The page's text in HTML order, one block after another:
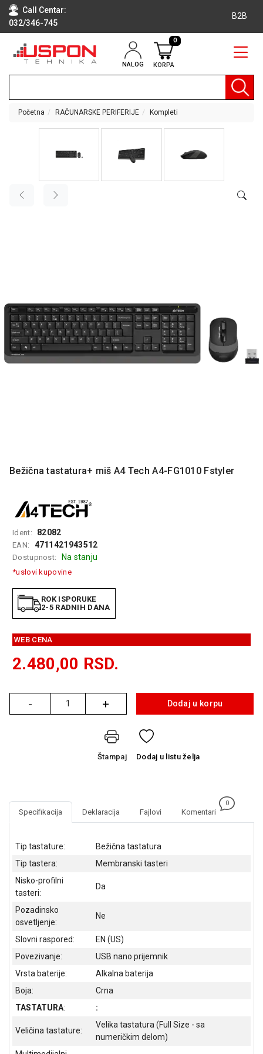
Call Centar:
032/346-745
B2B
NALOG KORPA
0
RAČUNARI
TEHNIKA
VIDEO
OPREMA
MOBILNI I
FIKSNI
TELEFONI
RAČUNARSKE
KOMPONENTE
RAČUNARSKE
PERIFERIJE
GAMING
EELEKTRO
ZAŠTITA
SOLARNI
SISTEMI
OPREMA
ŠTAMPAČI,
FOTOAPARATI
SIGURNOSNA
OPREMA
SOFTWARE
KABLOVI I
ADAPTERI
MATERIJAL
SVE
KUĆU
PRIBOR
Početna RAČUNARSKE PERIFERIJE Kompleti
Bežična tastatura+ miš A4 Tech A4-FG1010 Fstyler
Ident: 82082
EAN: 4711421943512
Dostupnost: Na stanju
*uslovi kupovine
ROK ISPORUKE
2-5 RADNIH DANA
WEB CENA
2.480,00 RSD.
-
Količina + Dodaj u korpu
Štampaj Dodaj u listu želja
Specifikacija Deklaracija Fajlovi Komentari
0
Tip tastature:
Bežična tastatura
Tip tastera:
Membranski tasteri
Nisko-profilni
tasteri:
Da
Pozadinsko
osvetljenje:
Ne
Slovni raspored:
EN (US)
Povezivanje:
USB nano prijemnik
Vrsta baterije:
Alkalna baterija
Boja:
Crna
TASTATURA: :
Veličina tastature:
Velika tastatura (Full Size - sa
numeričkim delom)